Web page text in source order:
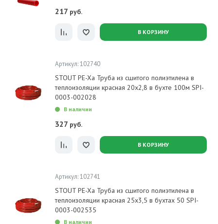
217 руб.
В КОРЗИНУ
Артикул: 102740
STOUT PE-Xa Труба из сшитого полиэтилена в
теплоизоляции красная 20х2,8 в бухте 100м SPI-
0003-002028
В наличии
327 руб.
В КОРЗИНУ
Артикул: 102741
STOUT PE-Xa Труба из сшитого полиэтилена в
теплоизоляции красная 25х3,5 в бухтах 50 SPI-
0003-002535
В наличии